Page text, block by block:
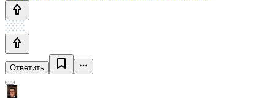
Ответить